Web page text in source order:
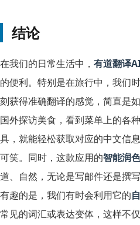
结论
在我们的日常生活中， 有道翻译
的便利。特别是在旅行中，我们
刻获得准确翻译的感觉，简直是
国外探访美食，看到菜单上的各
具，就能轻松获取对应的中文信
可笑。同时，这款应用的智能润色
道、自然，无论是写邮件还是撰
有趣的是，我们有时会利用它的
常见的词汇或表达变体，这样不